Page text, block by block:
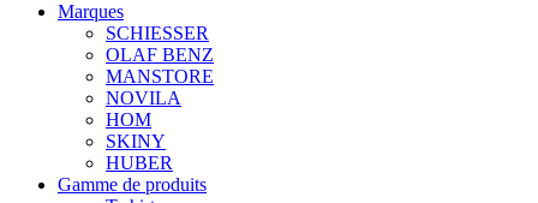
Marques
SCHIESSER
OLAF BENZ
MANSTORE
NOVILA
HOM
SKINY
HUBER
Gamme de produits